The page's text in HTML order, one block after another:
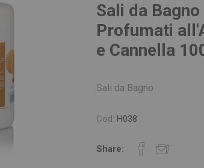
Sali da Bagno
Profumati
e Cannella
Sali da Bagno
Cod: H038
Share: